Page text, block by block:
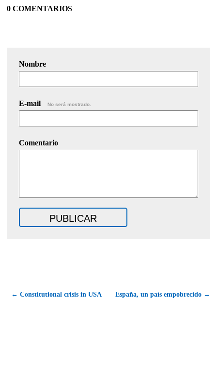
0 COMENTARIOS
Nombre
E-mail No será mostrado.
Comentario
← Constitutional crisis in USA España, un país empobrecido →